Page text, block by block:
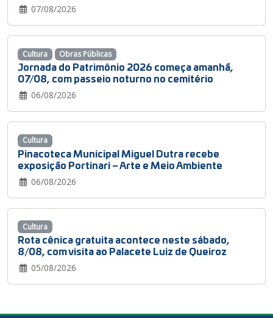
07/08/2026
Jornada do Patrimônio 2026 começa amanhã,
07/08, com passeio noturno no cemitério
06/08/2026
Cultura Obras Públicas
Pinacoteca Municipal Miguel Dutra recebe
exposição Portinari – Arte e Meio Ambiente
06/08/2026
Cultura
Rota cênica gratuita acontece neste sábado,
8/08, com visita ao Palacete Luiz de Queiroz
05/08/2026
Cultura